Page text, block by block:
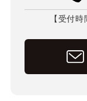
【受付